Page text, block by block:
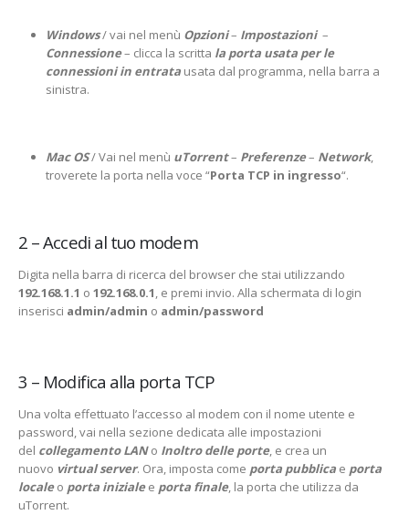
Windows/ vai nel menù Opzioni– Impostazioni –
Connessione– clicca la scritta la porta usata per le
connessioni in entratausata dal programma, nella barra a
sinistra.
Mac OS/ Vai nel menù uTorrent– Preferenze– Network,
troverete la porta nella voce “Porta TCP in ingresso“.
2 – Accedi al tuo modem
Digita nella barra di ricerca del browser che stai utilizzando
192.168.1.1 o 192.168.0.1, e premi invio. Alla schermata di login
inserisci admin/admin o admin/password
3 – Modifica alla porta TCP
Una volta effettuato l’accesso al modem con il nome utente e
password, vai nella sezione dedicata alle impostazioni
del collegamento LANo Inoltro delle porte, e crea un
nuovo virtual server. Ora, imposta come porta pubblica e porta
localeo porta inizialee porta finale, la porta che utilizza da
uTorrent.